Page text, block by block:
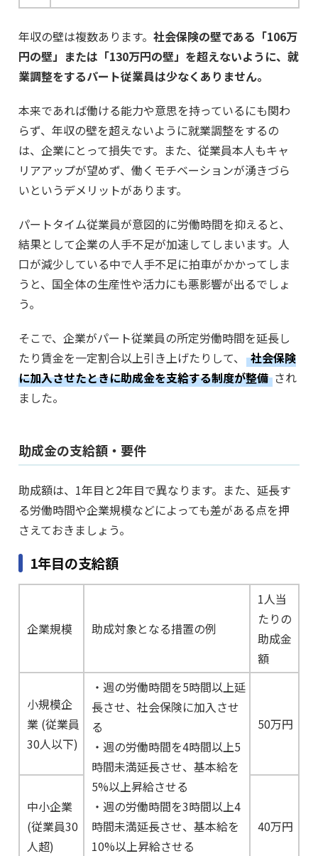
年収の壁は複数あります。 社会保険の壁である「106万
円の壁」または「130万円の壁」を超えないように、就
業調整をするパート従業員は少なくありません。
本来であれば働ける能力や意思を持っているにも関わ
らず、年収の壁を超えないように就業調整をするの
は、企業にとって損失です。また、従業員本人もキャ
リアアップが望めず、働くモチベーションが湧きづら
いというデメリットがあります。
パートタイム従業員が意図的に労働時間を抑えると、
結果として企業の人手不足が加速してしまいます。人
口が減少している中で人手不足に拍車がかかってしま
うと、国全体の生産性や活力にも悪影響が出るでしょ
う。
そこで、企業がパート従業員の所定労働時間を延長し
たり賃金を一定割合以上引き上げたりして、
社会保険
に加入させたときに助成金を支給する制度が整備 され
ました。
助成金の支給額・要件
助成額は、1年目と2年目で異なります。また、延長す
る労働時間や企業規模などによっても差がある点を押
さえておきましょう。
1年目の支給額
企業規模 助成対象となる措置の例
1人当
たりの
助成金
額
小規模企
業 (従業員
30人以下)
・週の労働時間を5時間以上延
長させ、社会保険に加入させ
る
・週の労働時間を4時間以上5
時間未満延長させ、基本給を
5%以上昇給させる
・週の労働時間を3時間以上4
時間未満延長させ、基本給を
10%以上昇給させる
50万円
中小企業
(従業員30
人超)
40万円